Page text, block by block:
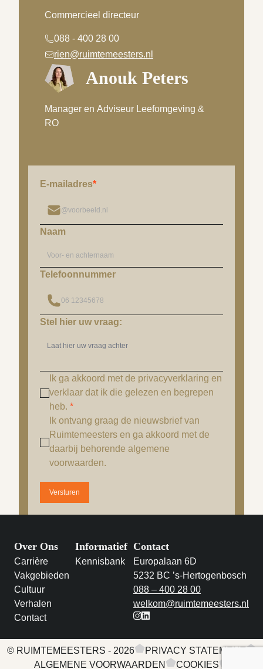
Commercieel directeur
088 - 400 28 00
rien@ruimtemeesters.nl
Anouk Peters
Manager en Adviseur Leefomgeving &
RO
E-mailadres*
Naam
Telefoonnummer
Stel hier uw vraag:
Ik ga akkoord met de privacyverklaring en
verklaar dat ik die gelezen en begrepen
heb. *
Ik ontvang graag de nieuwsbrief van
Ruimtemeesters en ga akkoord met de
daarbij behorende algemene
voorwaarden.
Versturen
Over Ons
Carrière
Vakgebieden
Cultuur
Verhalen
Contact
Informatief
Kennisbank
Contact
Europalaan 6D
5232 BC ’s-Hertogenbosch
088 – 400 28 00
welkom@ruimtemeesters.nl
© RUIMTEMEESTERS - 2026
PRIVACY STATEMENT
ALGEMENE VOORWAARDEN
COOKIES